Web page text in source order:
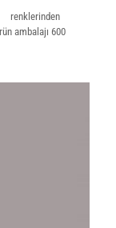
600